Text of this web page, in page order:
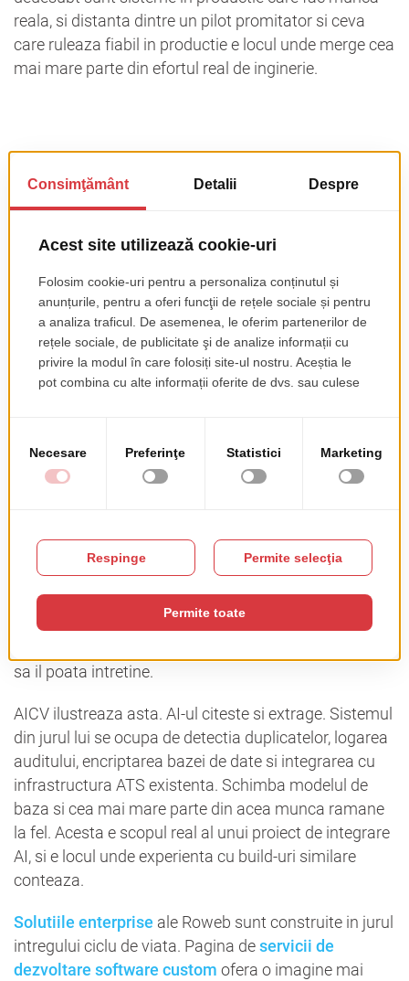
reala, si distanta dintre un pilot promitator si ceva
care ruleaza fiabil in productie e locul unde merge cea
mai mare parte din efortul real de inginerie.
Ar trebui sa construiesti, sa
cumperi sau sa integrezi?
Aproape nicio companie nu ar trebui sa construiasca
modele AI fundamentale. Asta e o problema pentru
organizatii cu echipe dedicate de cercetare si bugete
de infrastructura de noua cifre. Ce au nevoie
majoritatea companiilor e integrare: luarea modelelor
care exista deja, ajustarea lor unde e necesar pentru
un domeniu specific, si conectarea lor la fluxurile de
E mai greu decat suna, dar dificultatea e de obicei in
locuri diferite fata de ce se asteapta oamenii. Modelul
consistente, scrierea logicii de fallback pentru cand
modelul greseste, configurarea monitorizarii care
prinde degradarea performantei inainte sa afecteze
utilizatorii, si documentarea sistemului suficient de
sa il poata intretine.
AICV ilustreaza asta. AI-ul citeste si extrage. Sistemul
din jurul lui se ocupa de detectia duplicatelor, logarea
auditului, encriptarea bazei de date si integrarea cu
infrastructura ATS existenta. Schimba modelul de
baza si cea mai mare parte din acea munca ramane
la fel. Acesta e scopul real al unui proiect de integrare
AI, si e locul unde experienta cu build-uri similare
conteaza.
Solutiile enterprise ale Roweb sunt construite in jurul
intregului ciclu de viata. Pagina deservicii de
dezvoltare software custom ofera o imagine mai